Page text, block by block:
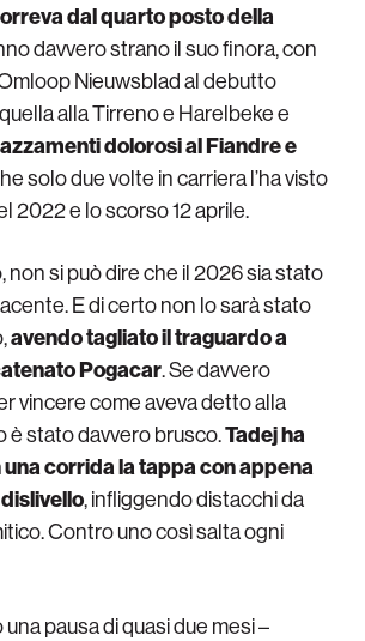
dal quarto posto della
davvero strano il suo finora, con
Nieuwsblad al debutto
alla Tirreno e Harelbeke e
dolorosi al Fiandre e
solo due volte in carriera l’ha visto
2022 e lo scorso 12 aprile.
si può dire che il 2026 sia stato
E di certo non lo sarà stato
avendo tagliato il traguardo a
Pogacar. Se davvero
vincere come aveva detto alla
è stato davvero brusco.Tadej ha
corrida la tappa con appena
, infliggendo distacchi da
Contro uno così salta ogni
pausa di quasi due mesi –